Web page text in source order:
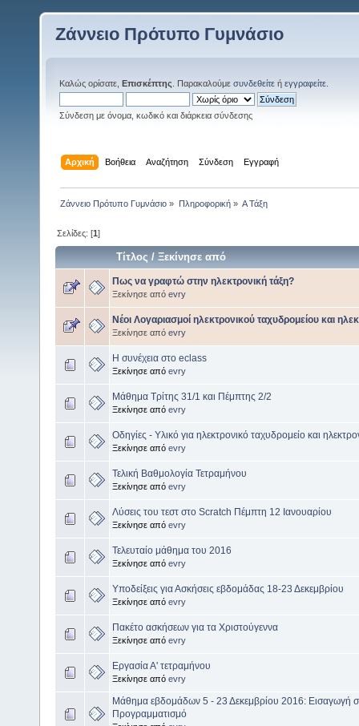
Ζάννειο Πρότυπο Γυμνάσιο
Καλώς ορίσατε, Επισκέπτης . Παρακαλούμε συνδεθείτε ή εγγραφείτε
Σύνδεση με όνομα, κωδικό και διάρκεια σύνδεσης
Αρχική Βοήθεια Αναζήτηση Σύνδεση Εγγραφή
Ζάννειο Πρότυπο Γυμνάσιο » Πληροφορική» Α Τάξη
Σελίδες: [1]
Τίτλος /Ξεκίνησε από
Πως να γραφτώ στην ηλεκτρονική τάξη?
Ξεκίνησε από evry
Νέοι Λογαριασμοί ηλεκτρονικού ταχυδρομείου και
Ξεκίνησε από evry
Η συνέχεια στο eclass
Ξεκίνησε από evry
Μάθημα Τρίτης 31/1 και Πέμπτης 2/2
Ξεκίνησε από evry
Οδηγίες - Υλικό για ηλεκτρονικό ταχυδρομείο και
Ξεκίνησε από evry
Τελική Βαθμολογία Τετραμήνου
Ξεκίνησε από evry
Λύσεις του τεστ στο Scratch Πέμπτη 12 Ιανουαρίου
Ξεκίνησε από evry
Τελευταίο μάθημα του 2016
Ξεκίνησε από evry
Υποδείξεις για Ασκήσεις εβδομάδας 18-23 Δεκεμβρίου
Ξεκίνησε από evry
Πακέτο ασκήσεων για τα Χριστούγεννα
Ξεκίνησε από evry
Εργασία Α' τετραμήνου
Ξεκίνησε από evry
Μάθημα εβδομάδων 5 - 23 Δεκεμβρίου 2016: Εισαγωγή
Προγραμματισμό